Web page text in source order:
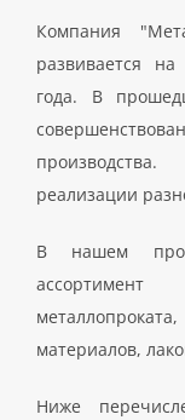
Компания
развивается
года. В
реализации
В нашем
материалов,
Ниже